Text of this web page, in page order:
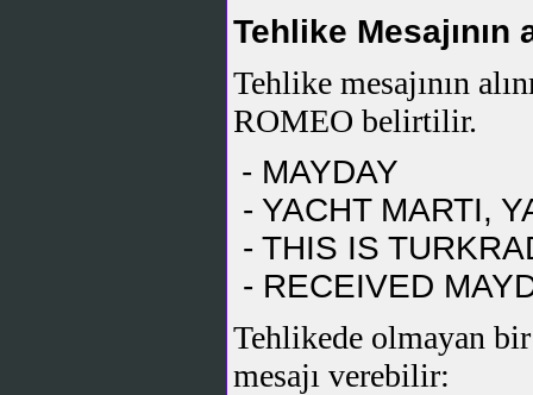
Tehlike Mesajının
Tehlike mesajının
ROMEO belirtilir.
- MAYDAY
- YACHT MARTI,
- THIS IS
- RECEIVED
Tehlikede olmayan
mesajı verebilir: